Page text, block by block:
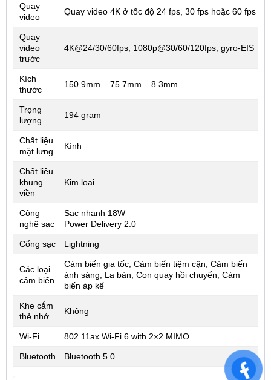
Quay
video
Quay video 4K ở tốc độ 24 fps, 30 fps hoặc 60 fps
Quay
video
trước
4K@24/30/60fps, 1080p@30/60/120fps, gyro-EIS
Kích
thước
150.9mm – 75.7mm – 8.3mm
Trọng
lượng
194 gram
Chất liệu
mặt lưng
Kính
Chất liệu
khung
viền
Kim loại
Công
nghệ sạc
Sạc nhanh 18W
Power Delivery 2.0
Cổng sạc Lightning
Các loại
cảm biến
Cảm biến gia tốc, Cảm biến tiệm cận, Cảm biến
ánh sáng, La bàn, Con quay hồi chuyển, Cảm
biến áp kế
Khe cắm
thẻ nhớ
Không
Wi-Fi 802.11ax Wi‑Fi 6 with 2×2 MIMO
Bluetooth Bluetooth 5.0